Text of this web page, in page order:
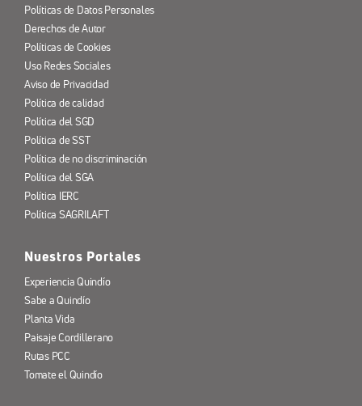
Políticas de Datos Personales
Derechos de Autor
Políticas de Cookies
Uso Redes Sociales
Aviso de Privacidad
Política de calidad
Política del SGD
Política de SST
Política de no discriminación
Política del SGA
Política IERC
Política SAGRILAFT
Nuestros Portales
Experiencia Quindío
Sabe a Quindío
Planta Vida
Paisaje Cordillerano
Rutas PCC
Tomate el Quindío